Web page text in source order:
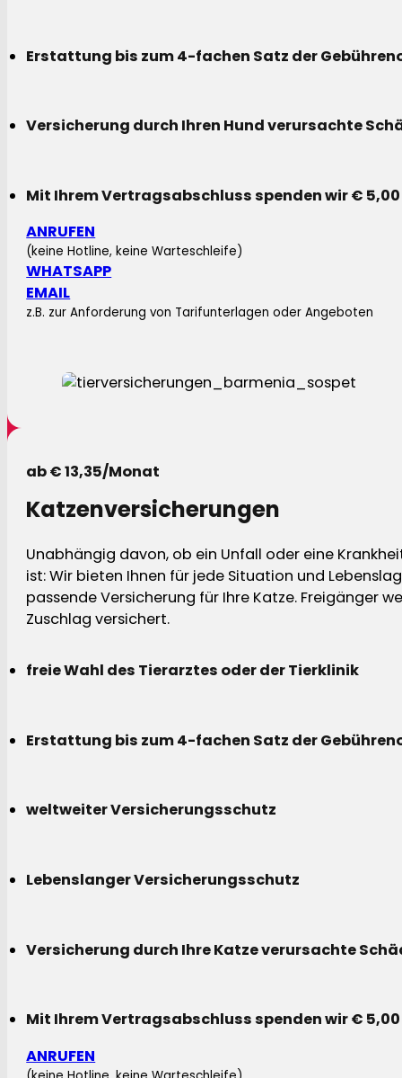
Erstattung bis zum 4-fachen Satz der
Versicherung durch Ihren Hund verursachte
Mit Ihrem Vertragsabschluss spenden wir €
ANRUFEN
(keine Hotline, keine Warteschleife)
WHATSAPP
EMAIL
z.B. zur Anforderung von Tarifunterlagen oder Angeboten
ab € 13,35/Monat
Katzenversicherungen
Unabhängig davon, ob ein Unfall oder eine
ist: Wir bieten Ihnen für jede Situation und
passende Versicherung für Ihre Katze. Freigänger
Zuschlag versichert.
freie Wahl des Tierarztes oder der Tierklinik
Erstattung bis zum 4-fachen Satz der
weltweiter Versicherungsschutz
Lebenslanger Versicherungsschutz
Versicherung durch Ihre Katze verursachte
Mit Ihrem Vertragsabschluss spenden wir €
ANRUFEN